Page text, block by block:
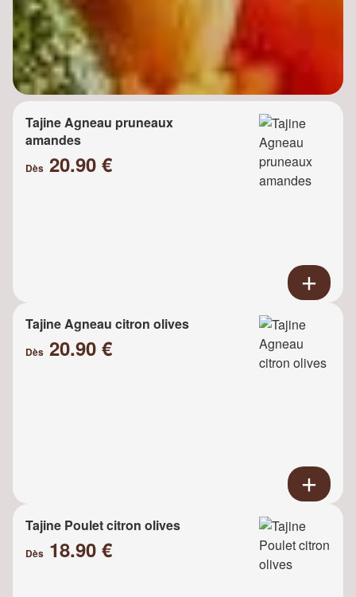
Tajine Agneau pruneaux
amandes
Dès 20.90 €
Tajine Agneau citron olives
Dès 20.90 €
Tajine Poulet citron olives
Dès 18.90 €